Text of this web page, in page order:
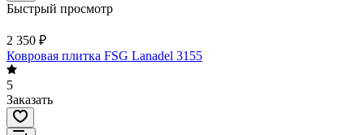
Быстрый просмотр
2 350 ₽
Ковровая плитка FSG Lanadel 3155
5
Заказать